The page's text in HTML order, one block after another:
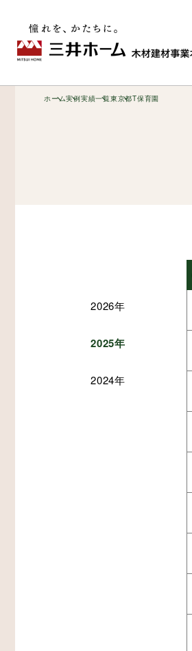
ホーム実例実績一覧東京都T保育園
2026年
2025年
2024年